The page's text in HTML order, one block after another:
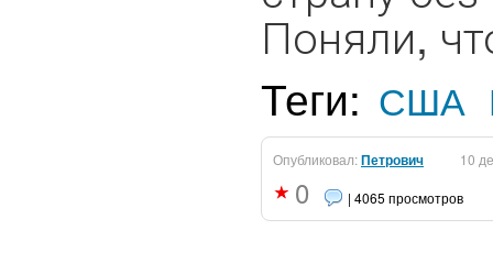
Поняли,
Теги: США
Опубликовал:Петрович 10
0 | 4065 просмотров